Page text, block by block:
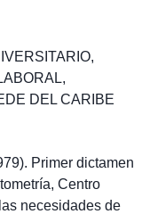
,
,
DEL CARIBE
Primer dictamen
Centro
necesidades de